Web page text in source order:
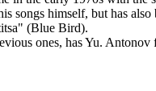
songs himself, but has
(Blue Bird).
ones, has Yu.